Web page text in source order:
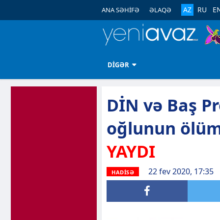
ANA SƏHİFƏ ƏLAQƏ AZ RU
DİGƏR
DİN və Baş
oğlunun
YAYDI
HADİSƏ 22 fev 2020, 17:35